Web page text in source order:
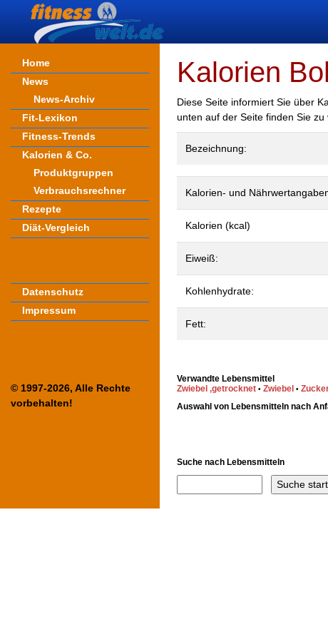
Home
News
News-Archiv
Fit-Lexikon
Fitness-Trends
Kalorien & Co.
Produktgruppen
Verbrauchsrechner
Rezepte
Diät-Vergleich
Datenschutz
Impressum
© 1997-2026, Alle Rechte
vorbehalten!
Kalorien
Diese Seite informiert Sie über
unten auf der Seite finden Sie
Bezeichnung:
Kalorien- und
Kalorien (kcal)
Eiweiß:
Kohlenhydrate:
Fett:
Verwandte Lebensmittel
Zwiebel ,getrocknet • Zwiebel •
Auswahl von Lebensmitteln nach
Suche nach Lebensmitteln